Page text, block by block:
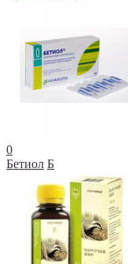
0
Бетиол Б